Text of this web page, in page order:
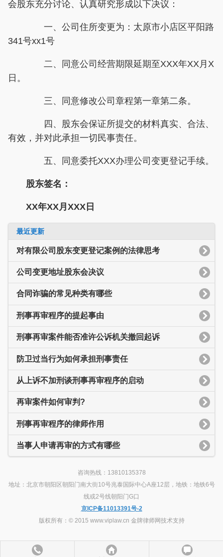
会股东充分讨论、认真研究形成以下决议：
一、公司住所变更为：太原市小店区平阳路
341号xx1号
二、同意公司经营期限延期至XXX年XX月X
日。
三、同意修改公司章程第一章第二条。
四、股东会保证所提交的材料真实、合法、
有效，并对此承担一切民事责任。
五、同意委托XXX办理公司变更登记手续。
股东签名：
XX年XX月XXX日
最近更新
对有限公司股东变更登记案例的法律思考
公司变更地址股东会决议
合同诈骗的常见种类有哪些
刑事再审程序的提起事由
刑事再审案件能否准许公诉机关撤回起诉
防卫过当行为如何承担刑事责任
从上诉不加刑谈刑事再审程序的启动
再审案件如何审判?
刑事再审程序的律师作用
当事人申请再审的方式有哪些
咨询热线：13810135378
地址：北京市朝阳区朝阳门南大街10号兆泰国际中心A座12层，地铁：地铁6号
线或2号线朝阳门G口
京ICP备11013391号-2
版权所有：© 2015 www.viplaw.cn 金牌律师网技术支持